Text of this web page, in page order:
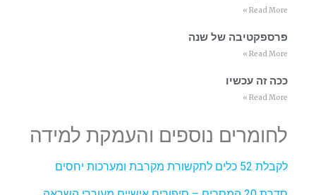
Read More »
פרספקטיבה של שנה
Read More »
ככה זה עכשיו
Read More »
לחומרים נוספים והעמקת למידה
לקבלת 52 כלים לתקשורת מקרבת ומערכות יחסים